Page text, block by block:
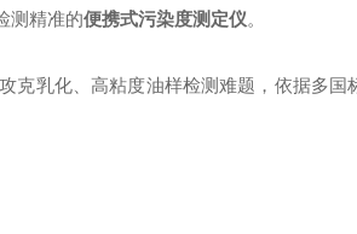
测精准的便携式污染度测定仪。
克乳化、高粘度油样检测难题，依据多